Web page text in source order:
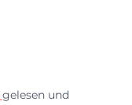
gelesen und